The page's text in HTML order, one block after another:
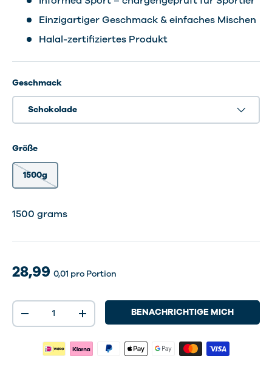
Einzigartiger Geschmack & einfaches Mischen
Halal-zertifiziertes Produkt
Geschmack
Schokolade
Größe
1500g
1500 grams30 Shakes
30 dosering
28,99 0,01 pro Portion
Anzahl
-
+ BENACHRICHTIGE MICH